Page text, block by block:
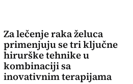
Za lečenje raka želuca
primenjuju se tri ključne
hirurške tehnike u
kombinaciji sa
inovativnim terapijama